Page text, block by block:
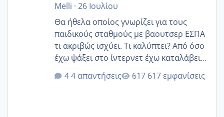
Melli · 26 Ιουλίου
Θα ήθελα οποίος γνωρίζει για τους
παιδικούς σταθμούς με βαουτσερ ΕΣΠΑ
τι ακριβώς ισχύει. Τι καλύπτει? Από όσο
έχω ψάξει στο ίντερνετ έχω καταλάβει
ότι το βαουτσερ καλύπτει όλα τα
δίδακτρα και τα τροφεια του ιδιωτικού
4 απαντήσεις 617 εμφανίσεις